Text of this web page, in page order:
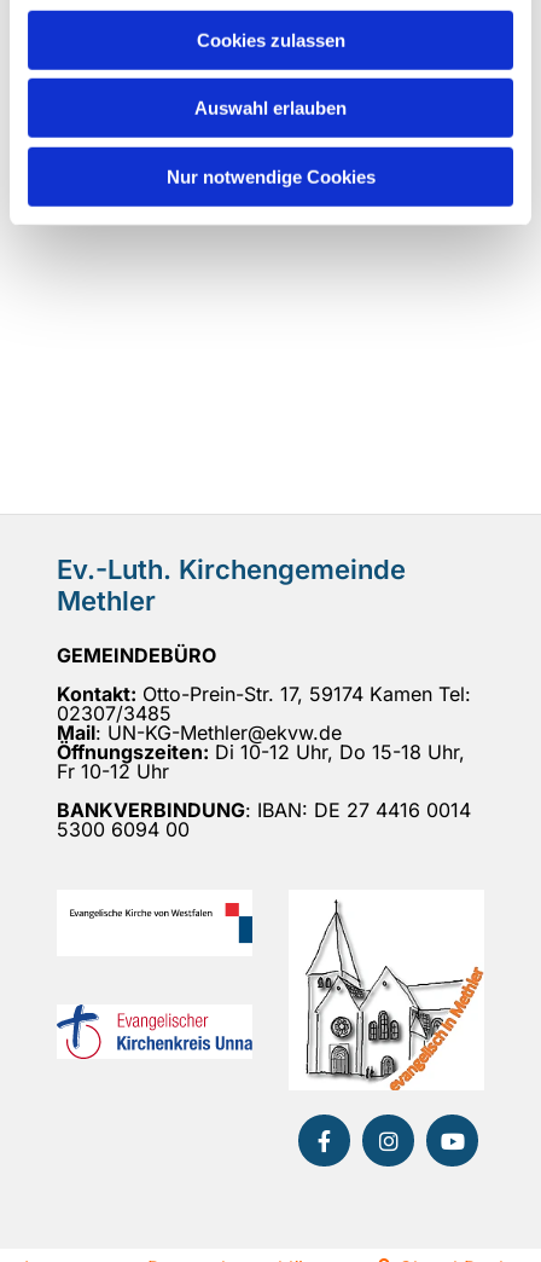
Cookies zulassen
Auswahl erlauben
Nur notwendige Cookies
Ev.-Luth. Kirchengemeinde
Methler
GEMEINDEBÜRO
Kontakt: Otto-Prein-Str. 17, 59174 Kamen Tel:
02307/3485
Mail: UN-KG-Methler@ekvw.de
Öffnungszeiten: Di 10-12 Uhr, Do 15-18 Uhr,
Fr 10-12 Uhr
BANKVERBINDUNG: IBAN: DE 27 4416 0014
5300 6094 00